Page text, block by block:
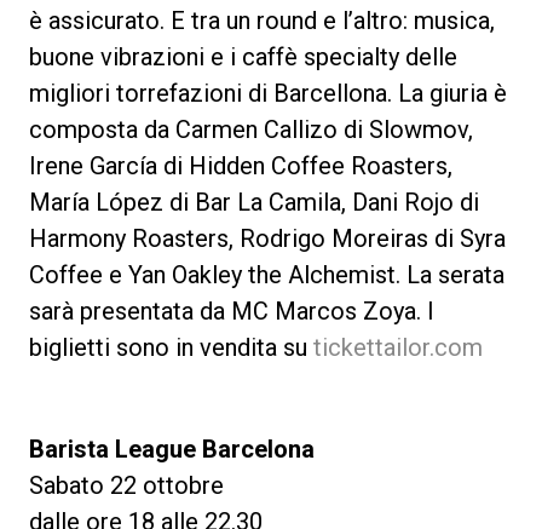
è assicurato. E tra un round e l’altro: musica,
buone vibrazioni e i caffè specialty delle
migliori torrefazioni di Barcellona. La giuria è
composta da Carmen Callizo di Slowmov,
Irene García di Hidden Coffee Roasters,
María López di Bar La Camila, Dani Rojo di
Harmony Roasters, Rodrigo Moreiras di Syra
Coffee e Yan Oakley the Alchemist. La serata
sarà presentata da MC Marcos Zoya. I
biglietti sono in vendita su tickettailor.com
Barista League Barcelona
Sabato 22 ottobre
dalle ore 18 alle 22.30
Privacy Policy